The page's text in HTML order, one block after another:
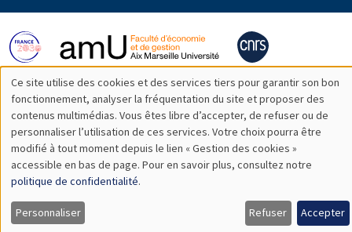
Utilisation
des
données
personnelles
et
Ce site utilise des cookies et des services tiers pour garantir son bon
fonctionnement, analyser la fréquentation du site et proposer des
contenus multimédias. Vous êtes libre d’accepter, de refuser ou de
personnaliser l’utilisation de ces services. Votre choix pourra être
modifié à tout moment depuis le lien « Gestion des cookies »
accessible en bas de page. Pour en savoir plus, consultez notre
politique de confidentialité.
Personnaliser Refuser Accepter